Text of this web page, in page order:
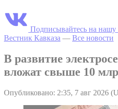
Подписывайтесь на
Вестник Кавказа — Все новости
В развитие
вложат свыше 10
Опубликовано: 2:35, 7 авг 2026